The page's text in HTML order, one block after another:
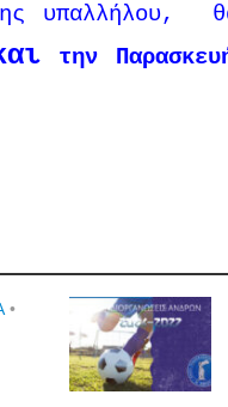
υπαλλήλου,
την
•